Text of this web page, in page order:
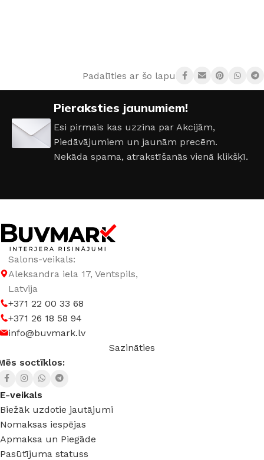
Padalīties ar šo lapu:
Pieraksties jaunumiem!
Esi pirmais kas uzzina par Akcijām,
Piedāvājumiem un jaunām precēm.
Nekāda spama, atrakstīšanās vienā klikšķī.
Salons-veikals:
Aleksandra iela 17, Ventspils,
Latvija
+371 22 00 33 68
+371 26 18 58 94
info@buvmark.lv
Sazināties
soctīklos:
E-veikals
Biežāk uzdotie jautājumi
Nomaksas iespējas
Apmaksa un Piegāde
Pasūtījuma statuss